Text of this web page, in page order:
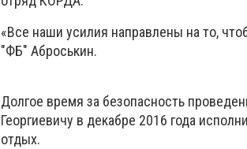
«Все наши усилия направлены на то,
"ФБ" Аброськин.
Долгое время за безопасность
Георгиевичу в декабре 2016 года
отдых.